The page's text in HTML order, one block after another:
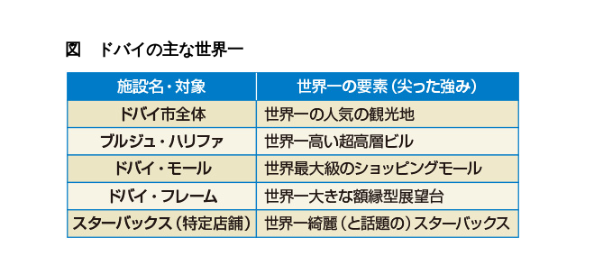
図 ドバイの主な世界一